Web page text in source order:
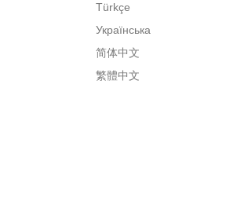
Türkçe
Українська
简体中文
繁體中文